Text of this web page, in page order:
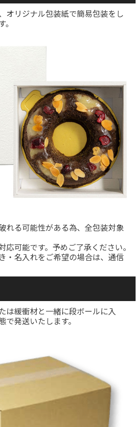
オリジナル包装紙で簡易包装をし
れる可能性がある為、全包装対象
可能です。予めご了承ください。
・名入れをご希望の場合は、通信
は緩衝材と一緒に段ボールに入
発送いたします。